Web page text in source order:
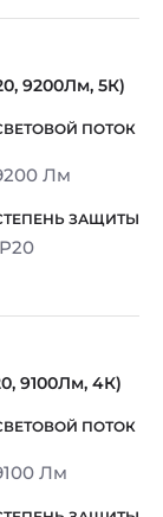
9200Лм, 5К)
Лм
9100Лм, 4К)
Лм